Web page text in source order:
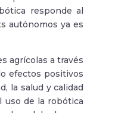
responde al
autónomos ya es
agrícolas a través
efectos positivos
la salud y calidad
uso de la robótica